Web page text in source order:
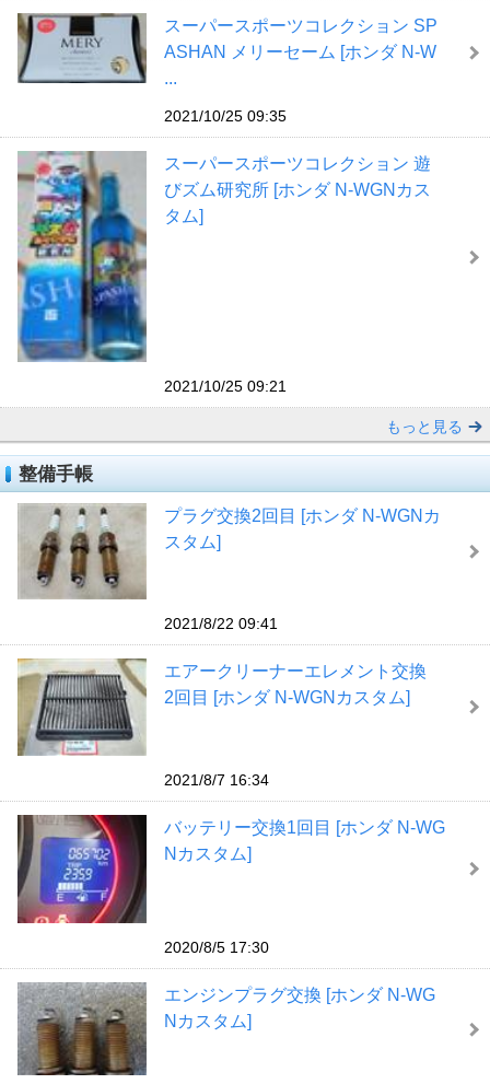
スーパースポーツコレクション SP
ASHAN メリーセーム [ホンダ N-W
...
2021/10/25 09:35
スーパースポーツコレクション 遊
びズム研究所 [ホンダ N-WGNカス
タム]
2021/10/25 09:21
もっと見る
整備手帳
プラグ交換2回目 [ホンダ N-WGNカ
スタム]
2021/8/22 09:41
エアークリーナーエレメント交換
2回目 [ホンダ N-WGNカスタム]
2021/8/7 16:34
バッテリー交換1回目 [ホンダ N-WG
Nカスタム]
2020/8/5 17:30
エンジンプラグ交換 [ホンダ N-WG
Nカスタム]